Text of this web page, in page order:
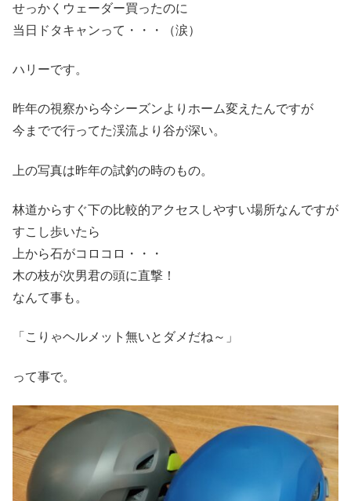
せっかくウェーダー買ったのに
当日ドタキャンって・・・（涙）
ハリーです。
昨年の視察から今シーズンよりホーム変えたんですが
今までで行ってた渓流より谷が深い。
上の写真は昨年の試釣の時のもの。
林道からすぐ下の比較的アクセスしやすい場所なんですが
すこし歩いたら
上から石がコロコロ・・・
木の枝が次男君の頭に直撃！
なんて事も。
「こりゃヘルメット無いとダメだね～」
って事で。